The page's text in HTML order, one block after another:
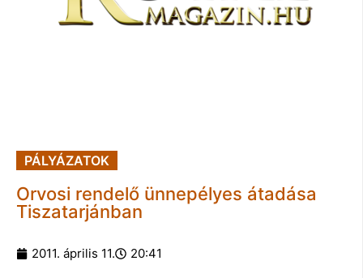
PÁLYÁZATOK
Orvosi rendelő ünnepélyes átadása
Tiszatarjánban
2011. április 11. 20:41